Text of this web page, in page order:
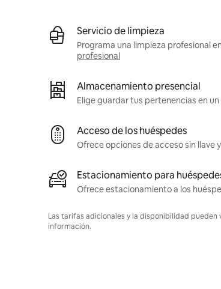
Servicio de limpieza
Programa una limpieza profesional
profesional
Almacenamiento presencial
Elige guardar tus pertenencias en
Acceso de los huéspedes
Ofrece opciones de acceso sin llave
Estacionamiento para
Ofrece estacionamiento a los
Las tarifas adicionales y la disponibilidad
información.